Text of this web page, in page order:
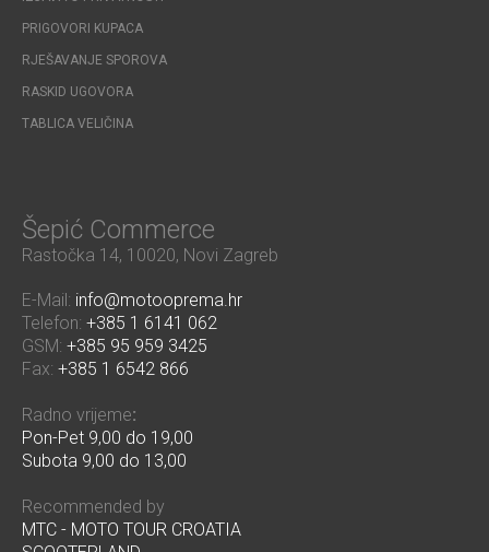
PRIGOVORI KUPACA
RJEŠAVANJE SPOROVA
RASKID UGOVORA
TABLICA VELIČINA
Šepić Commerce
Rastočka 14, 10020, Novi Zagreb
E-Mail: info@motooprema.hr
Telefon: +385 1 6141 062
GSM: +385 95 959 3425
Fax: +385 1 6542 866
Radno vrijeme:
Pon-Pet 9,00 do 19,00
Subota 9,00 do 13,00
Recommended by
MTC - MOTO TOUR CROATIA